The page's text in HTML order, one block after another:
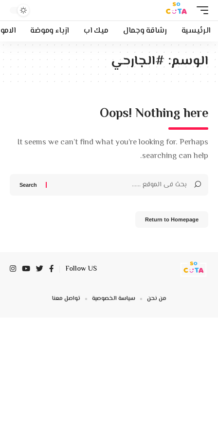
الرئيسية رشاقة وجمال ميك اب ازياء وموضة
الوسم: #الجارحي
Oops! Nothing here
It seems we can’t find what you’re looking for. Perhaps
searching can help.
Return to Homepage
Follow US
من نحن سياسة الخصوصية تواصل معنا